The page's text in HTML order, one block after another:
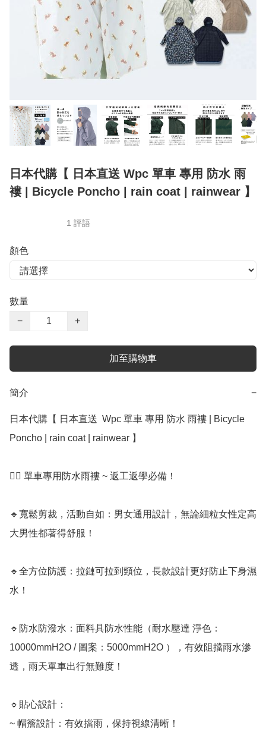
日本代購【 日本直送 Wpc 單車 專用 防水 雨
褸 | Bicycle Poncho | rain coat | rainwear 】
1 評語
顏色
數量
−
+
加至購物車
簡介 −
日本代購【 日本直送  Wpc 單車 專用 防水 雨褸 | Bicycle
Poncho | rain coat | rainwear 】﻿﻿﻿﻿﻿
🚴‍♂️ 單車專用防水雨褸 ~ 返工返學必備！
🔹寬鬆剪裁，活動自如：男女通用設計，無論細粒女性定高
大男性都著得舒服！
🔹全方位防護：拉鏈可拉到頸位，長款設計更好防止下身濕
水！
🔹防水防潑水：面料具防水性能（耐水壓達 淨色：
10000mmH2O / 圖案：5000mmH2O ），有效阻擋雨水滲
透，雨天單車出行無難度！
🔹貼心設計：
~ 帽簷設計：有效擋雨，保持視線清晰！